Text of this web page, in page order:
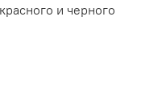
и черного